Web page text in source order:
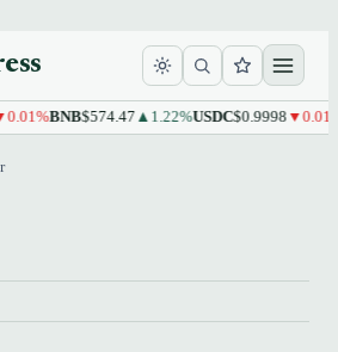
BNB$574.47▲1.22%USDC$0.9998▼0.01%